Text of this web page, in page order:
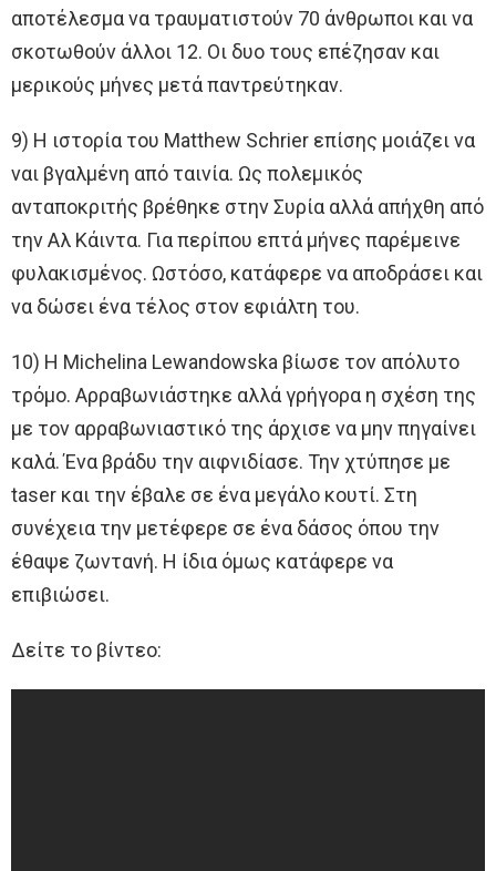
αποτέλεσμα να τραυματιστούν 70 άνθρωποι και να
σκοτωθούν άλλοι 12. Οι δυο τους επέζησαν και
μερικούς μήνες μετά παντρεύτηκαν.
9) H ιστορία του Matthew Schrier επίσης μοιάζει να
ναι βγαλμένη από ταινία. Ως πολεμικός
ανταποκριτής βρέθηκε στην Συρία αλλά απήχθη από
την Αλ Κάιντα. Για περίπου επτά μήνες παρέμεινε
φυλακισμένος. Ωστόσο, κατάφερε να αποδράσει και
να δώσει ένα τέλος στον εφιάλτη του.
10) H Michelina Lewandowska βίωσε τον απόλυτο
τρόμο. Αρραβωνιάστηκε αλλά γρήγορα η σχέση της
με τον αρραβωνιαστικό της άρχισε να μην πηγαίνει
καλά. Ένα βράδυ την αιφνιδίασε. Την χτύπησε με
taser και την έβαλε σε ένα μεγάλο κουτί. Στη
συνέχεια την μετέφερε σε ένα δάσος όπου την
έθαψε ζωντανή. Η ίδια όμως κατάφερε να
επιβιώσει.
Δείτε το βίντεο: